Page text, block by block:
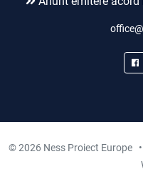
© 2026 Ness Proiect Europe